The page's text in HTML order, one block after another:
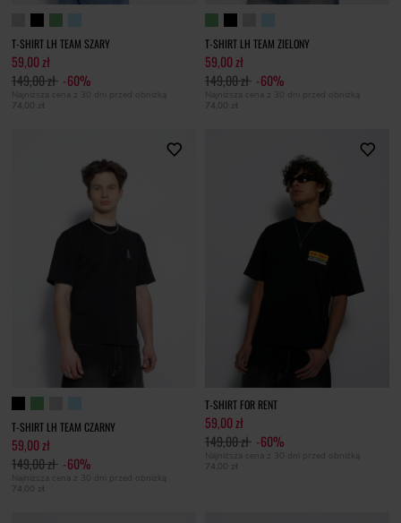
T-SHIRT LH TEAM SZARY
59,00 zł
149,00 zł -60%
Najniższa cena z 30 dni przed obniżką
74,00 zł
T-SHIRT LH TEAM ZIELONY
59,00 zł
149,00 zł -60%
Najniższa cena z 30 dni przed obniżką
74,00 zł
T-SHIRT LH TEAM CZARNY
59,00 zł
149,00 zł -60%
Najniższa cena z 30 dni przed obniżką
74,00 zł
T-SHIRT FOR RENT
59,00 zł
149,00 zł -60%
Najniższa cena z 30 dni przed obniżką
74,00 zł